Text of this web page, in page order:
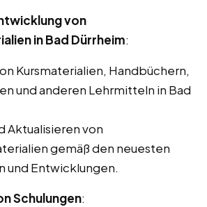
von
in Bad Dürrheim:
Kursmaterialien, Handbüchern,
und anderen Lehrmitteln in Bad
Aktualisieren von
gemäß den neuesten
und Entwicklungen.
Schulungen: